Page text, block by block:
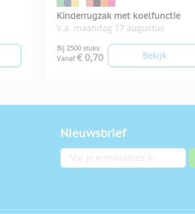
Kinderrugzak met koelfunctie
V.a. maandag 17 augustus
Bij 2500 stuks
Vanaf € 0,70 Bekijk
Nieuwsbrief
E-mailadres